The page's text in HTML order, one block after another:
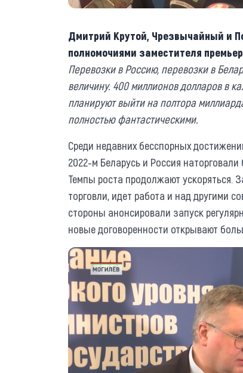
Дмитрий Крутой, Чрезвычайный и
полномочиями заместителя
Перевозки в Россию, перевозки в
величину. 400 миллионов долларов в
планируют выйти на полтора
полностью фантастическими.
Среди недавних бесспорных
2022-м Беларусь и Россия
Темпы роста продолжают ускоряться.
торговли, идет работа и над другими
стороны анонсировали запуск
новые договоренности открывают